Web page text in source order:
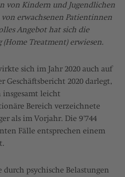
von Kindern und Jugendlichen
erwachsenen Patientinnen
Angebot hat sich die
(Home Treatment) erwiesen.
sich im Jahr 2020 auch auf
Geschäftsbericht 2020 darlegt,
leicht
Bereich verzeichnete
als im Vorjahr. Die 9'744
Fälle entsprechen einem
durch psychische Belastungen